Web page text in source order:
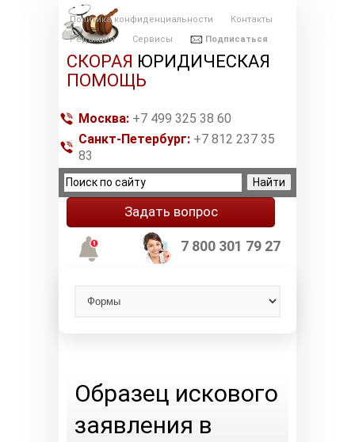
Политика конфиденциальности
Контакты
Редакция
Сервисы Подписаться
СКОРАЯ ЮРИДИЧЕСКАЯ
ПОМОЩЬ
Москва: +7 499 325 38 60
Санкт-Петербург: +7 812 237 35
83
Задать вопрос
7 800 301 79 27
Образец искового
заявления в